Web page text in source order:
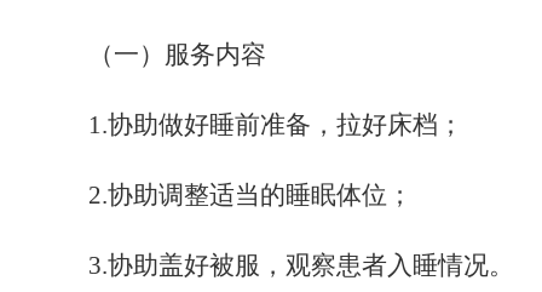
（一）服务内容
1.协助做好睡前准备，拉好床档；
2.协助调整适当的睡眠体位；
3.协助盖好被服，观察患者入睡情况。